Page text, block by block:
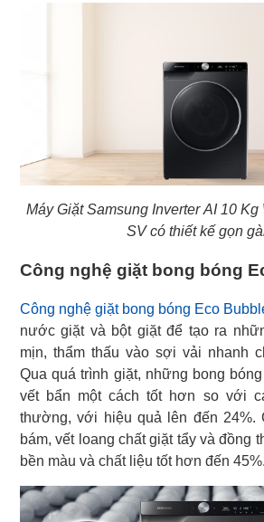
Máy Giặt Samsung Inverter AI 10
SV có thiết kế gọn
Công nghệ giặt bong bóng
Công nghệ giặt bong bóng Eco
nước giặt và bột giặt để tạo ra
mịn, thẩm thấu vào sợi vải nhanh
Qua quá trình giặt, những bong
vết bẩn một cách tốt hơn so với
thường, với hiệu quả lên đến 24%.
bám, vết loang chất giặt tẩy và đồng
bền màu và chất liệu tốt hơn đến 45%.